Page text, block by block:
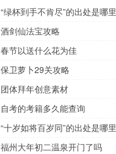
“绿杯到手不肯尽”的出处是哪里
酒剑仙法宝攻略
春节以送什么花为佳
保卫萝卜29关攻略
团体拜年创意素材
自考的考籍多久能查询
“十岁如将百岁同”的出处是哪里
福州大年初二温泉开门了吗